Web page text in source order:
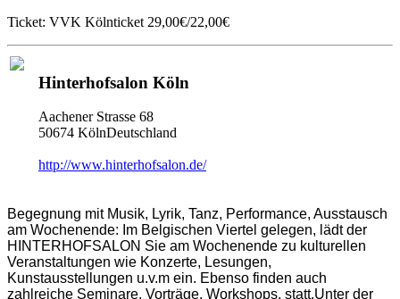
Ticket: VVK Kölnticket 29,00€/22,00€
Hinterhofsalon Köln
Aachener Strasse 68
50674 KölnDeutschland
http://www.hinterhofsalon.de/
Begegnung mit Musik, Lyrik, Tanz, Performance, Ausstausch
am Wochenende: Im Belgischen Viertel gelegen, lädt der
HINTERHOFSALON Sie am Wochenende zu kulturellen
Veranstaltungen wie Konzerte, Lesungen,
Kunstausstellungen u.v.m ein. Ebenso finden auch
zahlreiche Seminare, Vorträge, Workshops, statt.Unter der